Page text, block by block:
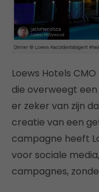
Loews Hotels
die overweegt
er zeker van zijn
creatie van een
campagne heeft
voor sociale
campagnes,